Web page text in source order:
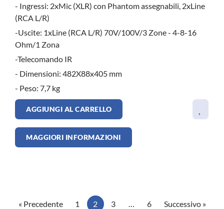
- Ingressi: 2xMic (XLR) con Phantom assegnabili, 2xLine
(RCA L/R)
-Uscite: 1xLine (RCA L/R) 70V/100V/3 Zone - 4-8-16
Ohm/1 Zona
-Telecomando IR
- Dimensioni: 482X88x405 mm
- Peso: 7,7 kg
AGGIUNGI AL CARRELLO
MAGGIORI INFORMAZIONI
« Precedente 1 2 3 6 Successivo »